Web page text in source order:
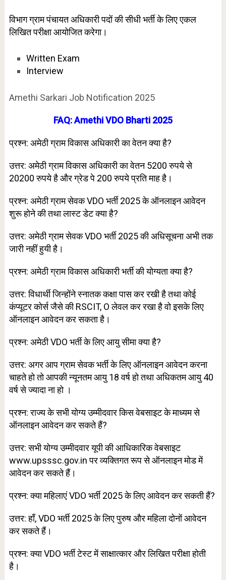
विभाग ग्राम पंचायत अधिकारी पदों की सीधी भर्ती के लिए एकल
लिखित परीक्षा आयोजित करेगा।
Written Exam
Interview
Amethi Sarkari Job Notification 2025
FAQ: Amethi VDO Bharti 2025
प्रश्न: अमेठीग्राम विकास अधिकारी का वेतन क्या है?
उत्तर: अमेठी ग्राम विकास अधिकारी का वेतन 5200 रुपये से
20200 रुपये है और ग्रेड पे 200 रुपये प्रति माह है।
प्रश्न: अमेठीग्राम सेवक VDO भर्ती 2025 के ऑनलाइन आवेदन
शुरू होने की तथा लास्ट डेट क्या है?
उत्तर: अमेठीग्राम सेवक VDO भर्ती 2025 की अधिसूचना अभी तक
जारी नहीं हुयी है।
प्रश्न: अमेठीग्राम विकास अधिकारी भर्ती की योग्यता क्या है?
उत्तर:विधार्थी जिन्होंने स्नातक कक्षा पास कर रखी है तथा कोई
कंप्यूटर कोर्स जैसे की RSCIT, O लेवल कर रखा है वो इसके लिए
ऑनलाइन आवेदन कर सकता है।
प्रश्न: अमेठीVDO भर्ती के लिए आयु सीमा क्या है?
उत्तर: अगर आपग्रामसेवक भर्ती के लिए ऑनलाइन आवेदन करना
चाहते हो तो आपकी न्यूनतम आयु 18 वर्ष हो तथा अधिकतम आयु 40
वर्ष से ज्यादा ना हो ।
प्रश्न: राज्य के सभी योग्य उम्मीदवार किस वेबसाइट के माध्यम से
ऑनलाइन आवेदन कर सकते हैं?
उत्तर: सभी योग्य उम्मीदवार यूपी की आधिकारिक वेबसाइट
www.upsssc.gov.in पर व्यक्तिगत रूप से ऑनलाइन मोड में
आवेदन कर सकते हैं।
प्रश्न: क्या महिलाएं VDO भर्ती 2025 के लिए आवेदन कर सकती हैं?
उत्तर: हाँ, VDO भर्ती 2025 के लिए पुरुष और महिला दोनों आवेदन
कर सकते हैं।
प्रश्न: क्या VDO भर्ती टेस्ट में साक्षात्कार और लिखित परीक्षा होती
है।